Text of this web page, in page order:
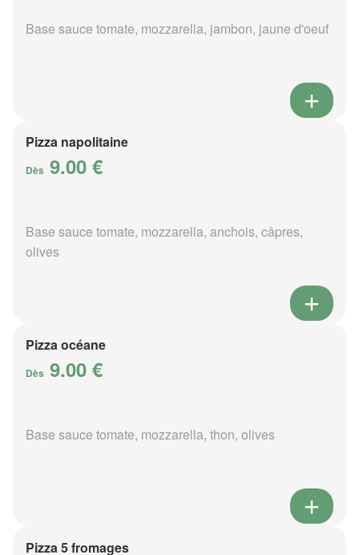
Base sauce tomate, mozzarella, jambon, jaune d'oeuf
Pizza napolitaine
Dès 9.00 €
Base sauce tomate, mozzarella, anchois, câpres,
olives
Pizza océane
Dès 9.00 €
Base sauce tomate, mozzarella, thon, olives
Pizza 5 fromages